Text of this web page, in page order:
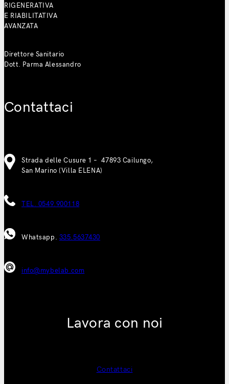
RIGENERATIVA
E RIABILITATIVA
AVANZATA
Direttore Sanitario
Dott. Parma Alessandro
Contattaci
Strada delle Cusure 1 – 47893 Cailungo,
San Marino (Villa ELENA)
TEL. 0549.900118
Whatsapp. 335.5637430
info@mybelab.com
Lavora con noi
Contattaci